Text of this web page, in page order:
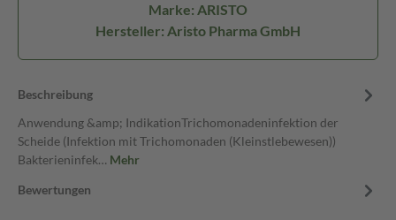
Marke: ARISTO
Hersteller: Aristo Pharma GmbH
Beschreibung
Anwendung &amp; IndikationTrichomonadeninfektion der
Scheide (Infektion mit Trichomonaden (Kleinstlebewesen))
Bakterieninfek… Mehr
Bewertungen